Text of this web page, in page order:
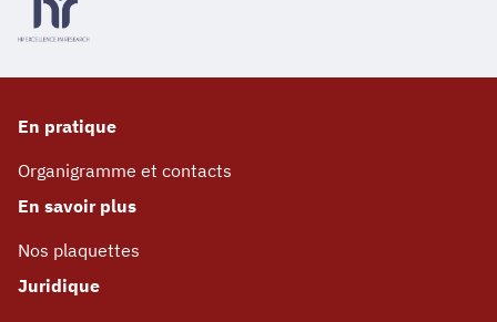
En pratique
Organigramme et contacts
En savoir plus
Nos plaquettes
Juridique